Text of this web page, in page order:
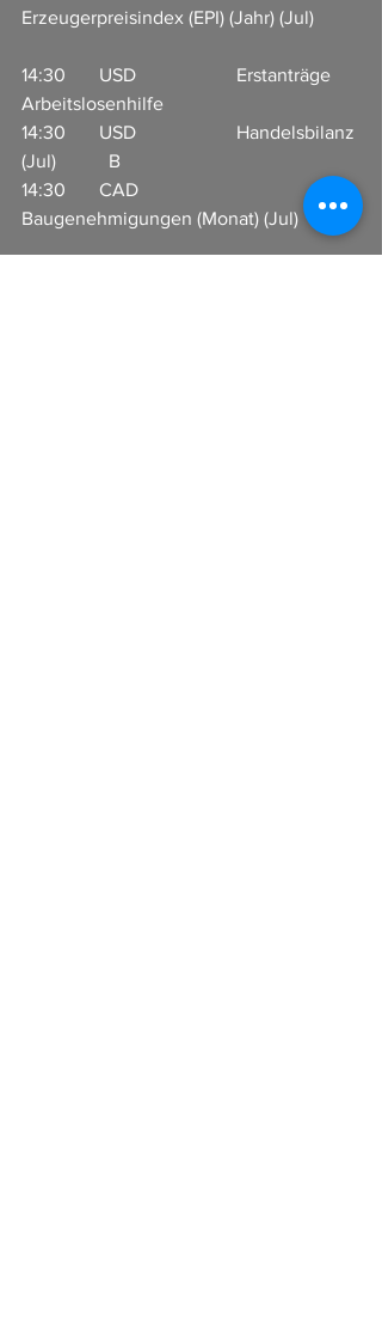
Erzeugerpreisindex (EPI) (Jahr) (Jul)
14:30       USD                     Erstanträge
Arbeitslosenhilfe
14:30       USD                     Handelsbilanz
(Jul)           B
14:30       CAD
Baugenehmigungen (Monat) (Jul)